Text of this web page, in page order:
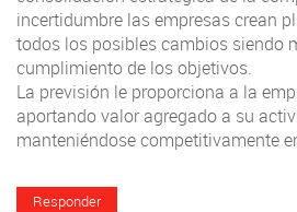
incertidumbre las empresas crean
todos los posibles cambios siendo
cumplimiento de los objetivos.
La previsión le proporciona a la
aportando valor agregado a su
manteniéndose competitivamente
Responder